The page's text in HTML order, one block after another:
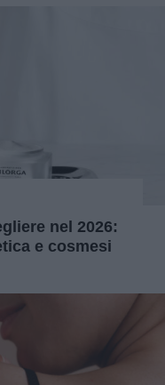
nel 2026:
e cosmesi